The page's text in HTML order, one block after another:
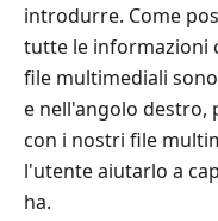
introdurre. Come
tutte le informazioni
file multimediali
e nell'angolo destro,
con i nostri file
l'utente aiutarlo a
ha.